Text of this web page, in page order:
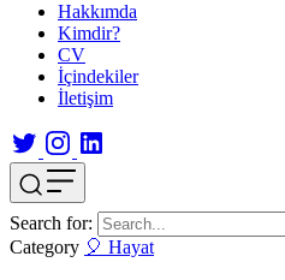
Hakkımda
Kimdir?
CV
İçindekiler
İletişim
Search for:
Category 🎈 Hayat